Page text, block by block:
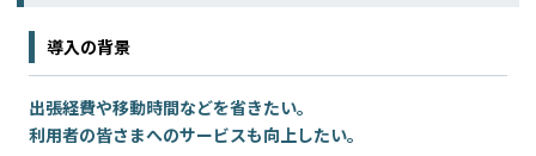
導入の背景
出張経費や移動時間などを省きたい。
利用者の皆さまへのサービスも向上したい。